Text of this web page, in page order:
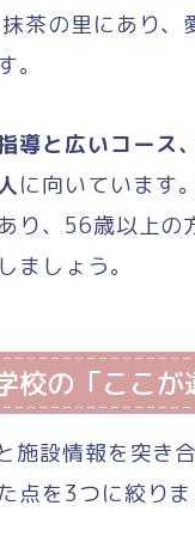
茶の里にあり、
。
導と広いコース
に向いています
り、56歳以上の
ましょう。
校の「ここ
施設情報を突き
点を3つに絞りま